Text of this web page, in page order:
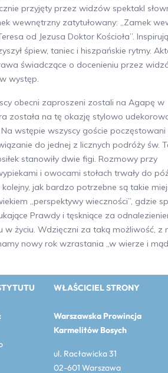
przyjęty przez widzów spektakl
wewnętrzny zatytułowany: „Zamek
od Jezusa Doktor Kościoła”.
śpiew, taniec i hiszpańskie rytmy.
świadczące o docenieniu przez
występ.
obecni zaproszeni zostali na Agapę w
została na tę okazję stylowo
Na wstępie wszyscy goście
do jednej z licznych podróży św.
stanowiły dwie figi. Rozmowy przy
i owocami stołach trwały do
jak bardzo potrzebne są takie
„perspektywy wieczności”, gdzie
Prawdy i tęskniące za
w życiu. Wdzięczni za taką możliwość, z
nowy rok wzrastania „w wierze i
WŁAŚCICIEL STRONY
Warszawska Prowincja
Karmelitów Bosych
ul. Racławicka 31
02-601 Warszawa